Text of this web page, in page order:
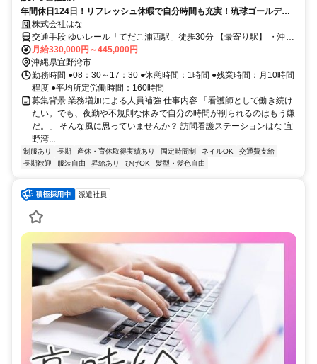
年間休日124日！リフレッシュ休暇で自分時間も充実！琉球ゴールデン
キングス観戦の福利厚生あり！
株式会社はな
交通手段 ゆいレール「てだこ浦西駅」徒歩30分 【最寄り駅】 ・沖縄
モノレール「てだこ浦西駅」
月給330,000円～445,000円
沖縄県宜野湾市
勤務時間 ●08：30～17：30 ●休憩時間：1時間 ●残業時間：月10時間
程度 ●平均所定労働時間：160時間
募集背景 業務増加による人員補強 仕事内容 「看護師として働き続け
たい。でも、夜勤や不規則な休みで自分の時間が削られるのはもう嫌
だ。」 そんな風に思っていませんか？ 訪問看護ステーションはな 宜
野湾...
制服あり 長期 産休・育休取得実績あり 固定時間制 ネイルOK
交通費支給
長期歓迎
服装自由 昇給あり ひげOK 髪型・髪色自由
派遣社員